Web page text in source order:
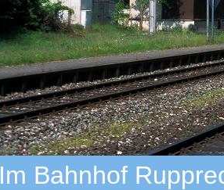
Im Bahnhof